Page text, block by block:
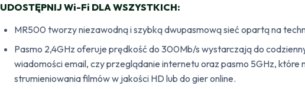
UDOSTĘPNIJ Wi-Fi DLA WSZYSTKICH:
MR500 tworzy niezawodną i szybką dwupasmową sieć opartą na
Pasmo 2,4GHz oferuje prędkość do 300Mb/s wystarczają do
wiadomości email, czy przeglądanie internetu oraz pasmo 5GHz, które
strumieniowania filmów w jakości HD lub do gier online.